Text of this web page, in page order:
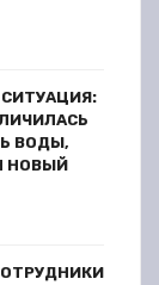
ВОДЫ,
НОВЫЙ